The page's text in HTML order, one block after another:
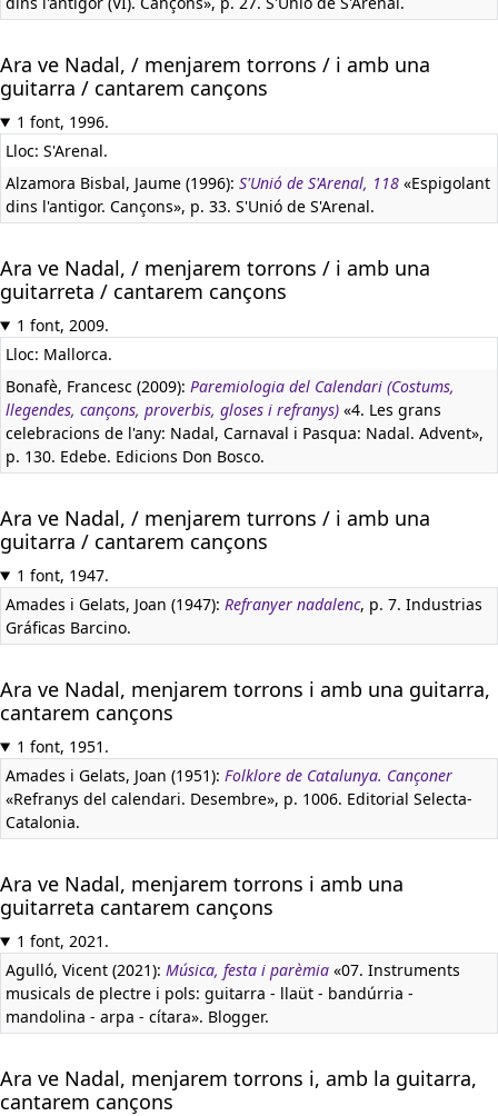
Ara ve Nadal, / menjarem torrons / i amb una
guitarra / cantarem cançons
1 font, 1996.
Lloc: S'Arenal.
Alzamora Bisbal, Jaume (1996): S'Unió de S'Arenal, 118 «Espigolant
dins l'antigor. Cançons», p. 33. S'Unió de S'Arenal.
Ara ve Nadal, / menjarem torrons / i amb una
guitarreta / cantarem cançons
1 font, 2009.
Lloc: Mallorca.
Bonafè, Francesc (2009): Paremiologia del Calendari (Costums,
llegendes, cançons, proverbis, gloses i refranys) «4. Les grans
celebracions de l'any: Nadal, Carnaval i Pasqua: Nadal. Advent»,
p. 130. Edebe. Edicions Don Bosco.
Ara ve Nadal, / menjarem turrons / i amb una
guitarra / cantarem cançons
1 font, 1947.
Amades i Gelats, Joan (1947): Refranyer nadalenc, p. 7. Industrias
Gráficas Barcino.
Ara ve Nadal, menjarem torrons i amb una guitarra,
cantarem cançons
1 font, 1951.
Amades i Gelats, Joan (1951): Folklore de Catalunya. Cançoner
«Refranys del calendari. Desembre», p. 1006. Editorial Selecta-
Catalonia.
Ara ve Nadal, menjarem torrons i amb una
guitarreta cantarem cançons
1 font, 2021.
Agulló, Vicent (2021): Música, festa i parèmia «07. Instruments
musicals de plectre i pols: guitarra - llaüt - bandúrria -
mandolina - arpa - cítara». Blogger.
Ara ve Nadal, menjarem torrons i, amb la guitarra,
cantarem cançons